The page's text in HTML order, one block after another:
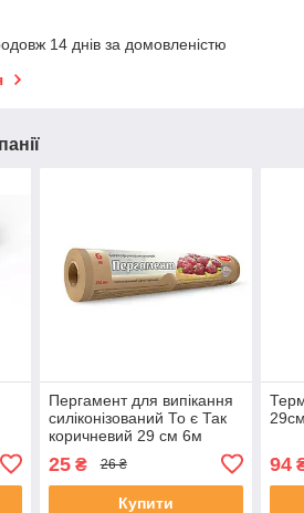
14 днів за домовленістю
Пергамент для випікання
силіконізований То є Так
коричневий 29 см 6м
25₴ 26 ₴
Купити
94